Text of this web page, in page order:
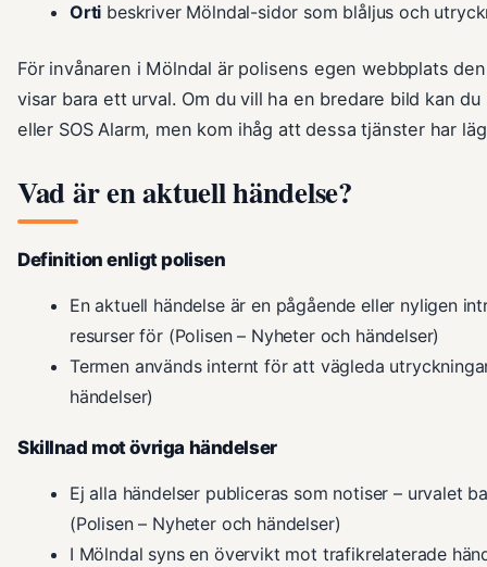
Orti beskriver Mölndal-sidor som blåljus och
För invånaren i Mölndal är polisens egen webbplats
visar bara ett urval. Om du vill ha en bredare bild kan
eller SOS Alarm, men kom ihåg att dessa tjänster har
Vad är en aktuell händelse?
Definition enligt polisen
En aktuell händelse är en pågående eller nyligen
resurser för (Polisen – Nyheter och händelser)
Termen används internt för att vägleda
händelser)
Skillnad mot övriga händelser
Ej alla händelser publiceras som notiser – urvalet
(Polisen – Nyheter och händelser)
I Mölndal syns en övervikt mot trafikrelaterade